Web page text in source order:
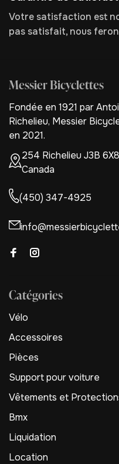
Votre satisfaction est
pas satisfait, nous
Messier Bicyclettes
Fondée en 1921 par
Richelieu, Messier
en 2021.
254 Richelieu J3B
Canada
(450) 347-4925
Catégories
Vélo
Accessoires
Pièces
Support pour voiture
Vêtements et
Bmx
Liquidation
Location